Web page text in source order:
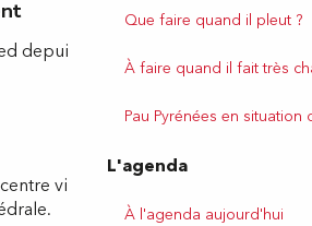
Que faire quand il pleut ?
À faire quand il fait très
Pau Pyrénées en situation
L'agenda
À l'agenda aujourd'hui
depuis l'OT
ville direction Office de